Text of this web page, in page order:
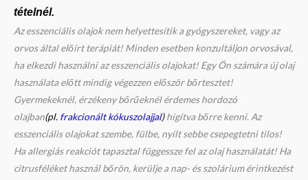
tételnél.
Az esszenciális olajok nem helyettesítik a gyógyszereket, vagy az
orvos által előírt terápiát! Minden esetben konzultáljon orvosával,
ha elkezdi használni az esszenciális olajokat! Egy Ön számára új olaj
használata előtt mindig végezzen először bőrtesztet!
Gyermekeknél, érzékeny bőrűeknél érdemes hordozó
olajban(pl. frakcionált kókuszolajjal)hígítva bőrre kenni. Az
esszenciális olajokat szembe, fülbe, nyílt sebbe csepegtetni tilos!
Ha allergiás reakciót tapasztal függessze fel az olaj használatát! Ha
citrusféléket használ bőrön, kerülje a nap- és szolárium érintkezést